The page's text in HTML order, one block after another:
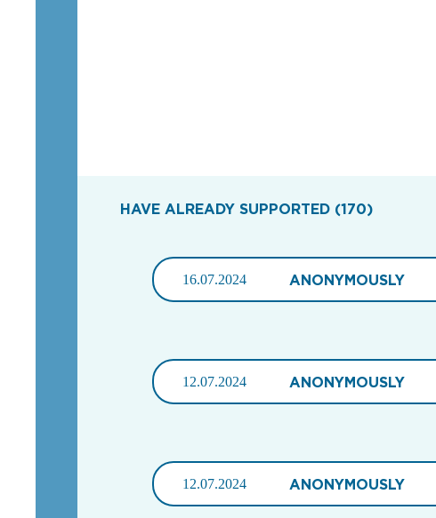
HAVE ALREADY SUPPORTED (170)
16.07.2024 ANONYMOUSLY
12.07.2024 ANONYMOUSLY
12.07.2024 ANONYMOUSLY